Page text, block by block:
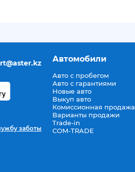
заботы
Автомобили
Авто с пробегом
Авто с гарантиями
Новые авто
Выкуп авто
Комиссионная продажа
Варианты продажи
Trade-in
COM-TRADE